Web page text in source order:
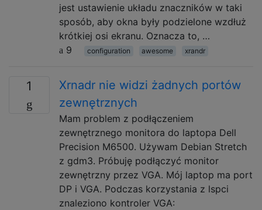
jest ustawienie układu znaczników w taki
sposób, aby okna były podzielone wzdłuż
krótkiej osi ekranu. Oznacza to, …
9
configuration awesome xrandr
1
Xrnadr nie widzi żadnych portów
zewnętrznych
Mam problem z podłączeniem
zewnętrznego monitora do laptopa Dell
Precision M6500. Używam Debian Stretch
z gdm3. Próbuję podłączyć monitor
zewnętrzny przez VGA. Mój laptop ma port
DP i VGA. Podczas korzystania z lspci
znaleziono kontroler VGA: